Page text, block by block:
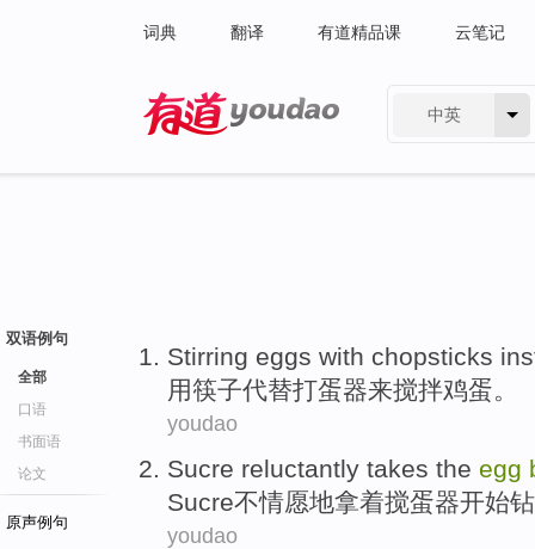
词典 翻译 有道精品课 云笔记
中英
双语例句
全部
口语
书面语
论文
原声例句
Stirring eggs with chopsticks
用筷子代替打蛋器来搅拌鸡蛋。
youdao
Sucre reluctantly takes the egg
Sucre不情愿地拿着搅蛋器开始
youdao